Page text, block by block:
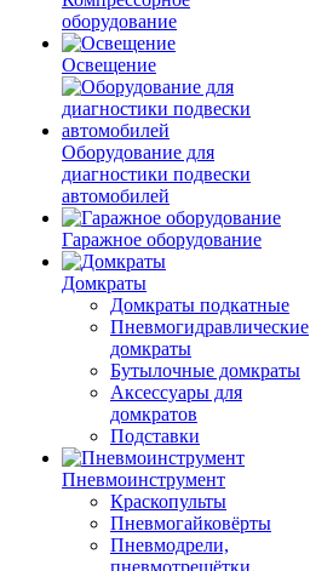
оборудование
Освещение
Оборудование для
диагностики подвески
автомобилей
Гаражное оборудование
Домкраты
Домкраты подкатные
Пневмогидравлические
домкраты
Бутылочные домкраты
Аксессуары для
домкратов
Подставки
Пневмоинструмент
Краскопульты
Пневмогайковёрты
Пневмодрели,
пневмотрещётки,